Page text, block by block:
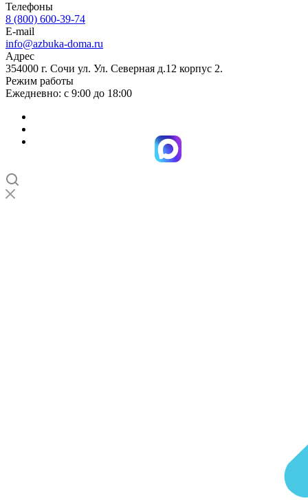
Телефоны
8 (800) 600-39-74
E-mail
info@azbuka-doma.ru
Адрес
354000 г. Сочи ул. Ул. Северная д.12 корпус 2.
Режим работы
Ежедневно: с 9:00 до 18:00